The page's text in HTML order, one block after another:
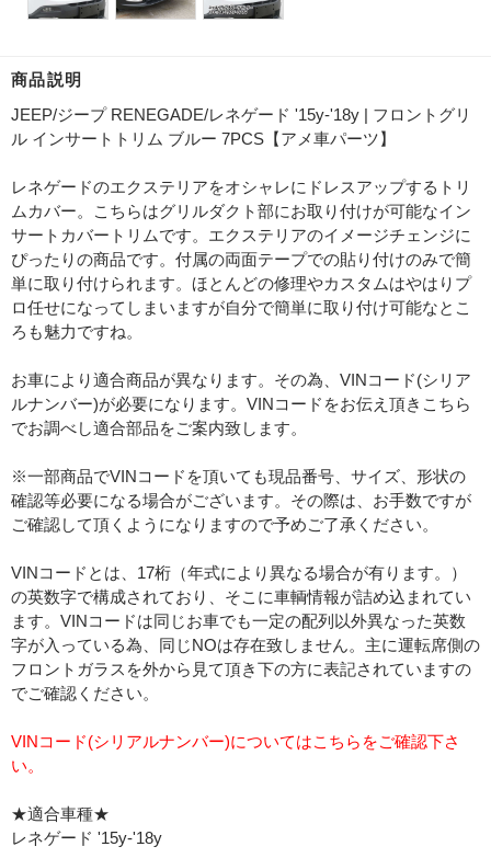
商品説明
JEEP/ジープ RENEGADE/レネゲード '15y-'18y | フロントグリ
ル インサートトリム ブルー 7PCS【アメ車パーツ】
レネゲードのエクステリアをオシャレにドレスアップするトリ
ムカバー。こちらはグリルダクト部にお取り付けが可能なイン
サートカバートリムです。エクステリアのイメージチェンジに
ぴったりの商品です。付属の両面テープでの貼り付けのみで簡
単に取り付けられます。ほとんどの修理やカスタムはやはりプ
ロ任せになってしまいますが自分で簡単に取り付け可能なとこ
ろも魅力ですね。
お車により適合商品が異なります。その為、VINコード(シリア
ルナンバー)が必要になります。VINコードをお伝え頂きこちら
でお調べし適合部品をご案内致します。
※一部商品でVINコードを頂いても現品番号、サイズ、形状の
確認等必要になる場合がございます。その際は、お手数ですが
ご確認して頂くようになりますので予めご了承ください。
VINコードとは、17桁（年式により異なる場合が有ります。）
の英数字で構成されており、そこに車輌情報が詰め込まれてい
ます。VINコードは同じお車でも一定の配列以外異なった英数
字が入っている為、同じNOは存在致しません。主に運転席側の
フロントガラスを外から見て頂き下の方に表記されていますの
でご確認ください。
VINコード(シリアルナンバー)についてはこちらをご確認下さ
い。
★適合車種★
レネゲード '15y-'18y